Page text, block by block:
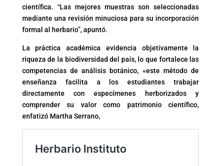
científica. “Las mejores muestras son seleccionadas
mediante una revisión minuciosa para su incorporación
formal al herbario”, apuntó.
La práctica académica evidencia objetivamente la
riqueza de la biodiversidad del país, lo que fortalece las
competencias de análisis botánico, «este método de
enseñanza facilita a los estudiantes trabajar
directamente con especímenes herborizados y
comprender su valor como patrimonio científico,
enfatizó Martha Serrano,